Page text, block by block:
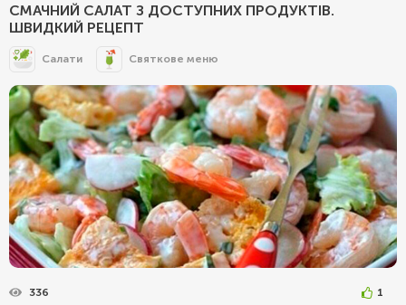
СМАЧНИЙ САЛАТ З ДОСТУПНИХ ПРОДУКТІВ.
ШВИДКИЙ РЕЦЕПТ
Салати Святкове меню
336 1